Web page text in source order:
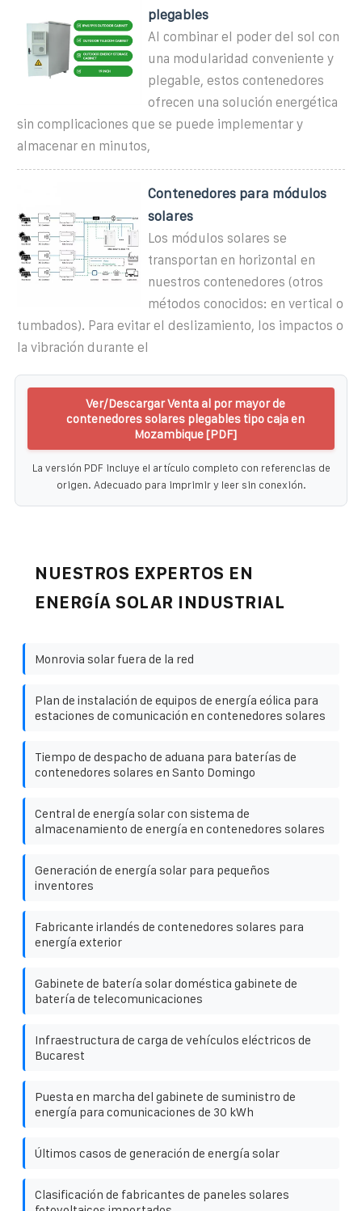
plegables
Al combinar el poder del sol con
una modularidad conveniente y
plegable, estos contenedores
ofrecen una solución energética
sin complicaciones que se puede implementar y
almacenar en minutos,
Contenedores para módulos
solares
Los módulos solares se
transportan en horizontal en
nuestros contenedores (otros
métodos conocidos: en vertical o
tumbados). Para evitar el deslizamiento, los impactos o
la vibración durante el
Ver/Descargar Venta al por mayor de
contenedores solares plegables tipo caja en
Mozambique [PDF]
La versión PDF incluye el artículo completo con referencias de
origen. Adecuado para imprimir y leer sin conexión.
NUESTROS EXPERTOS EN
ENERGÍA SOLAR INDUSTRIAL
Monrovia solar fuera de la red
Plan de instalación de equipos de energía eólica para
estaciones de comunicación en contenedores solares
Tiempo de despacho de aduana para baterías de
contenedores solares en Santo Domingo
Central de energía solar con sistema de
almacenamiento de energía en contenedores solares
Generación de energía solar para pequeños
inventores
Fabricante irlandés de contenedores solares para
energía exterior
Gabinete de batería solar doméstica gabinete de
batería de telecomunicaciones
Infraestructura de carga de vehículos eléctricos de
Bucarest
Puesta en marcha del gabinete de suministro de
energía para comunicaciones de 30 kWh
Últimos casos de generación de energía solar
Clasificación de fabricantes de paneles solares